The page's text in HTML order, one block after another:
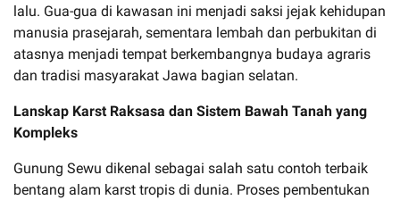
lalu. Gua-gua di kawasan ini menjadi saksi jejak kehidupan
manusia prasejarah, sementara lembah dan perbukitan di
atasnya menjadi tempat berkembangnya budaya agraris
dan tradisi masyarakat Jawa bagian selatan.
Lanskap Karst Raksasa dan Sistem Bawah Tanah yang
Kompleks
Gunung Sewu dikenal sebagai salah satu contoh terbaik
bentang alam karst tropis di dunia. Proses pembentukan